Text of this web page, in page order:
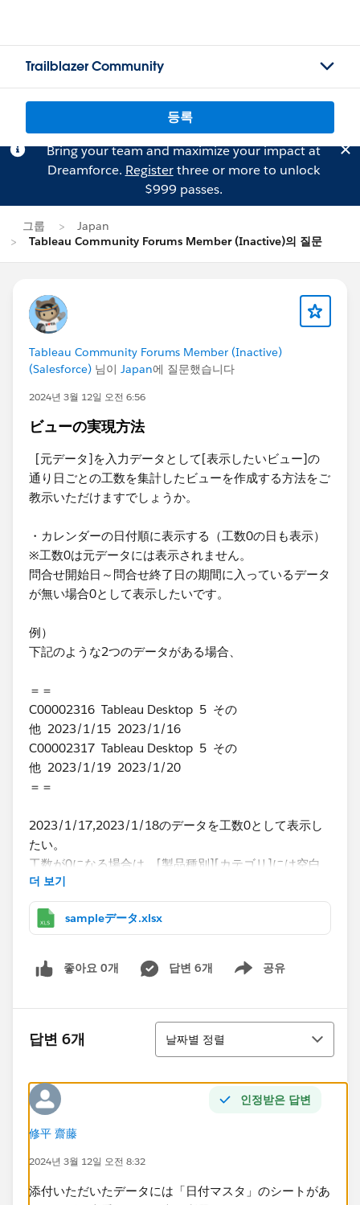
Trailblazer Community
등록
Bring your team and maximize your impact at
Dreamforce. Registerthree or more to unlock
$999 passes.
그룹
Japan
Tableau Community Forums Member (Inactive)의 질문
Tableau Community Forums Member (Inactive)
(Salesforce) 님이 Japan에 질문했습니다
2024년 3월 12일 오전 6:56
ビューの実現方法
[元データ]を入力データとして[表示したいビュー]の
通り日ごとの工数を集計したビューを作成する方法をご
教示いただけますでしょうか。
・カレンダーの日付順に表示する（工数0の日も表示）
※工数0は元データには表示されません。
問合せ開始日～問合せ終了日の期間に入っているデータ
が無い場合0として表示したいです。
例）
​下記のような2つのデータがある場合、
＝＝
C00002316 Tableau Desktop 5 その
他 2023/1/15 2023/1/16
C00002317 Tableau Desktop 5 その
他 2023/1/19 2023/1/20
＝＝
2023/1/17,2023/1/18のデータを工数0として表示し
たい。
工数が0になる場合は、[製品種別][カテゴリ]には空白
もしくは「ー」を表示する
工数をカウントする
・製品種別，カテゴリごとにまとめる
​下記のような2つのデータがある場合、
C00002316 Tableau Desktop 5 その
他 2023/1/15 2023/1/18
C00002317 Tableau Desktop 3 その
더 보기
sampleデータ.xlsx
좋아요 0개 답변 6개 공유
Show menu
답변 6개
정렬
날짜별 정렬
인정받은 답변
修平 齋藤
2024년 3월 12일 오전 8:32
添付いただいたデータには「日付マスタ」のシートがあ